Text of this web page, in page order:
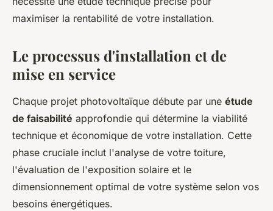
maximiser la rentabilité de votre installation.
Le processus d'installation et de
mise en service
Chaque projet photovoltaïque débute par une étude
de faisabilité approfondie qui détermine la viabilité
technique et économique de votre installation. Cette
phase cruciale inclut l'analyse de votre toiture,
l'évaluation de l'exposition solaire et le
dimensionnement optimal de votre système selon vos
besoins énergétiques.